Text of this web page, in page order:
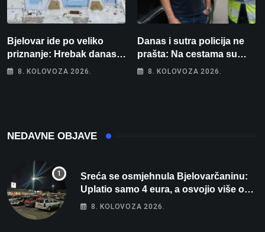
Bjelovar ide po veliko
priznanje: Hrebak danas u
Parizu predstavlja
8. KOLOVOZA 2026.
Danas i sutra policija ne
prašta: Na cestama su
posebno na meti ovi
8. KOLOVOZA 2026.
NEDAVNE OBJAVE
Sreća se osmjehnula Bjelovarčaninu:
Uplatio samo 4 eura, a osvojio više od
80 tisuća eura
8. KOLOVOZA 2026.